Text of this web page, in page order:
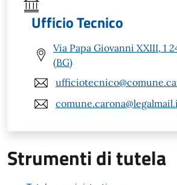
Ufficio Tecnico
Via Papa Giovanni XXIII, 1
(BG)
Strumenti di tutela